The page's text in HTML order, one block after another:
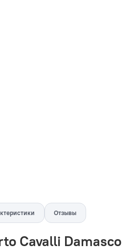
Отзывы
Cavalli Damasco